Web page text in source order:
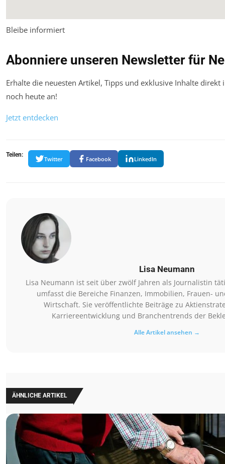
Bleibe informiert
Abonniere unseren Newsletter für
Erhalte die neuesten Artikel, Tipps und exklusive Inhalte direkt
noch heute an!
Jetzt entdecken
Teilen:
Twitter Facebook LinkedIn
Lisa Neumann
Lisa Neumann ist seit über zwölf Jahren als Journalistin
umfasst die Bereiche Finanzen, Immobilien, Frauen-
Wirtschaft. Sie veröffentlichte Beiträge zu
Karriereentwicklung und Branchentrends der
Alle Artikel ansehen →
ÄHNLICHE ARTIKEL